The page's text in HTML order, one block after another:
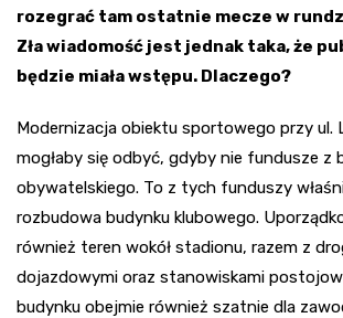
rozegrać tam ostatnie mecze w
Zła wiadomość jest jednak taka, że
będzie miała wstępu. Dlaczego?
Modernizacja obiektu sportowego przy ul.
mogłaby się odbyć, gdyby nie fundusze z
obywatelskiego. To z tych funduszy
rozbudowa budynku klubowego.
również teren wokół stadionu, razem z
dojazdowymi oraz stanowiskami
budynku obejmie również szatnie dla